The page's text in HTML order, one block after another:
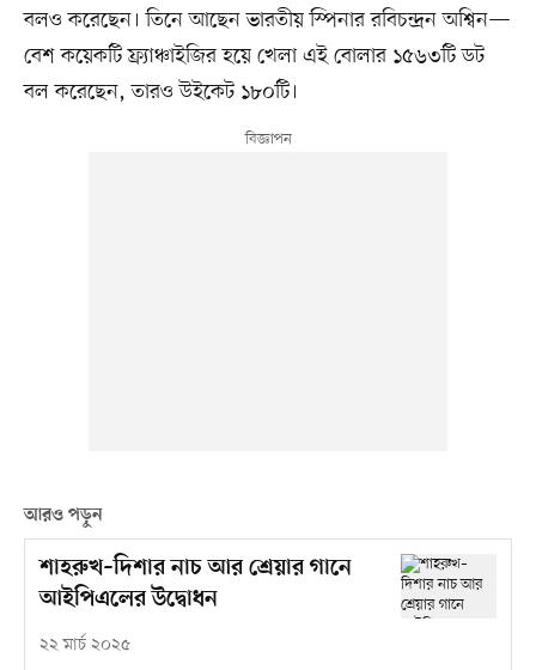
বলও করেছেন। তিনে আছেন ভারতীয় স্পিনার রবিচন্দ্রন অশ্বিন—
বেশ কয়েকটি ফ্র্যাঞ্চাইজির হয়ে খেলা এই বোলার ১৫৬৩টি ডট
বল করেছেন, তারও উইকেট ১৮০টি।
আরও পড়ুন
শাহরুখ–দিশার নাচ আর শ্রেয়ার গানে
আইপিএলের উদ্বোধন
২২ মার্চ ২০২৫